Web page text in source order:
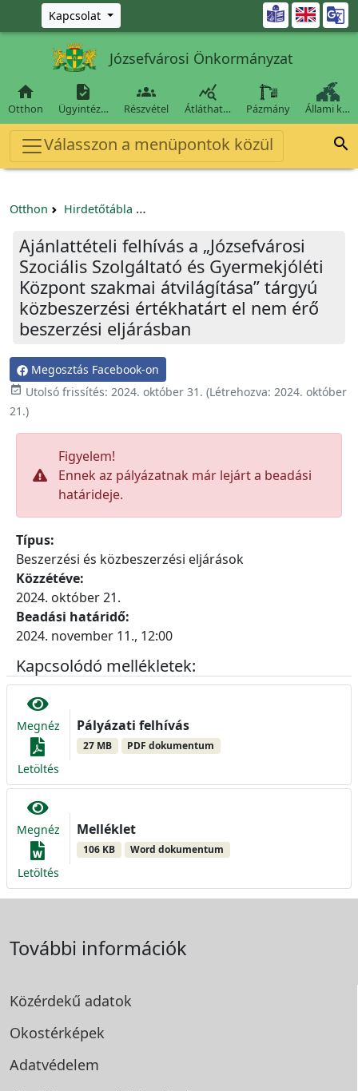
Ugrás a fő tartalomra
Kapcsolat 
Józsefvárosi Önkormányzat

Otthon

Ügyintéz…

Részvétel

Átláthat… Pázmány Állami k…
Válasszon a menüpontok közül 
Otthon Hirdetőtábla
Ajánlattételi felhívás a „Józsefvárosi
Szociális Szolgáltató és Gyermekjóléti
Központ szakmai átvilágítása” tárgyú
közbeszerzési értékhatárt el nem érő
beszerzési eljárásban
Megosztás Facebook-on
 Utolsó frissítés: 2024. október 31. (Létrehozva: 2024. október
21.)
Figyelem!
Ennek az pályázatnak már lejárt a beadási
határideje.
Típus:
Beszerzési és közbeszerzési eljárások
Közzétéve:
2024. október 21.
Beadási határidő:
2024. november 11., 12:00
Kapcsolódó mellékletek:
Megnéz
Letöltés
Pályázati felhívás
27 MB PDF dokumentum
Megnéz
Letöltés
Melléklet
106 KB Word dokumentum
További információk
Közérdekű adatok
Okostérképek
Adatvédelem